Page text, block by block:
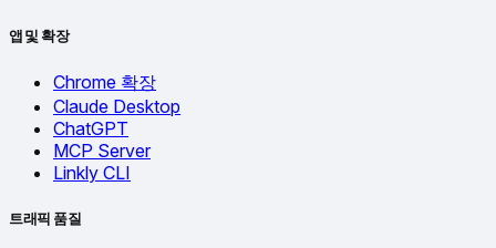
앱 및 확장
Chrome 확장
Claude Desktop
ChatGPT
MCP Server
Linkly CLI
트래픽 품질